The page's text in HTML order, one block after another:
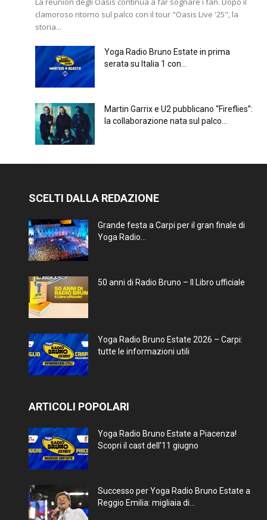
clamoroso ritorno sul palco con il tour "Oasis Live '25", la
storia...
Yoga Radio Bruno Estate in prima
serata su Italia 1 con...
Martin Garrix e U2 pubblicano “Fireflies”:
la collaborazione nata sul palco...
SCELTI DALLA REDAZIONE
Grande festa a Carpi per il gran finale di
Yoga Radio...
50 anni di Radio Bruno – Il Libro ufficiale
Yoga Radio Bruno Estate 2026 – Carpi:
tutte le informazioni utili
ARTICOLI POPOLARI
Yoga Radio Bruno Estate a Piacenza!
Scopri il cast dell’11 giugno
Successo per Yoga Radio Bruno Estate a
Reggio Emilia: migliaia di...